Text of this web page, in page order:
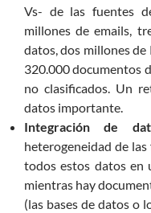
Vs- de las fuentes
millones de emails,
datos, dos millones de
320.000 documentos
no clasificados. Un
datos importante.
Integración de
heterogeneidad de
todos estos datos en
mientras hay
(las bases de datos o